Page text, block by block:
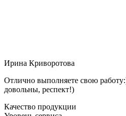
Ирина Криворотова
Отлично выполняете свою
довольны, респект!)
Качество продукции